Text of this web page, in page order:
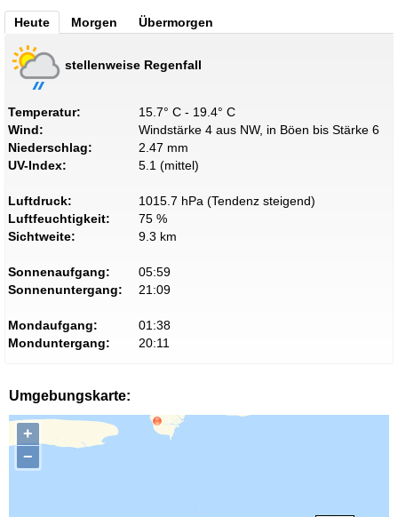
Heute Morgen Übermorgen
stellenweise Regenfall
Temperatur:
15.7° C - 19.4° C
Wind:
Windstärke 4 aus NW, in Böen bis Stärke 6
Niederschlag:
2.47 mm
UV-Index:
5.1 (mittel)
Luftdruck:
1015.7 hPa (Tendenz steigend)
Luftfeuchtigkeit:
75 %
Sichtweite:
9.3 km
Sonnenaufgang:
05:59
Sonnenuntergang:
21:09
Mondaufgang:
01:38
Monduntergang:
20:11
Umgebungskarte:
+
−